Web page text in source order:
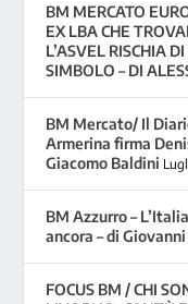
BM MERCATO
EX LBA CHE
L’ASVEL RISCHIA
SIMBOLO – DI
BM Mercato/ Il
Armerina firma
Giacomo Baldini
BM Azzurro –
ancora – di
FOCUS BM / CHI